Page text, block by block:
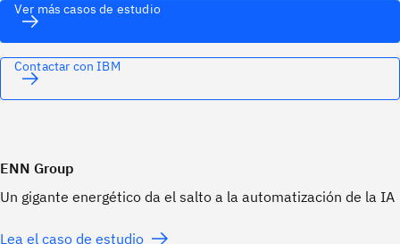
Ver más casos de estudio
Contactar con IBM
ENN Group
Un gigante energético da el salto a la automatización de la IA
Lea el caso de estudio